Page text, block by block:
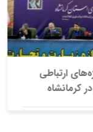
ارتباطی
کرمانشاه